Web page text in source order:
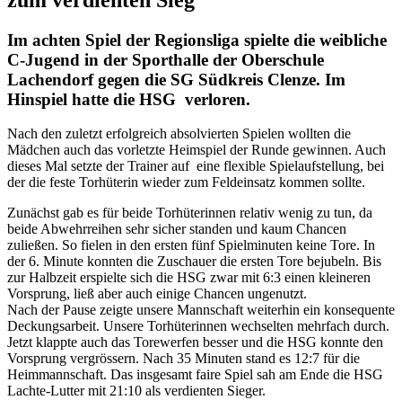
Im achten Spiel der Regionsliga spielte die weibliche
C-Jugend in der Sporthalle der Oberschule
Lachendorf gegen die SG Südkreis Clenze. Im
Hinspiel hatte die HSG verloren.
Nach den zuletzt erfolgreich absolvierten Spielen wollten die
Mädchen auch das vorletzte Heimspiel der Runde gewinnen. Auch
dieses Mal setzte der Trainer auf eine flexible Spielaufstellung, bei
der die feste Torhüterin wieder zum Feldeinsatz kommen sollte.
Zunächst gab es für beide Torhüterinnen relativ wenig zu tun, da
beide Abwehrreihen sehr sicher standen und kaum Chancen
zuließen. So fielen in den ersten fünf Spielminuten keine Tore. In
der 6. Minute konnten die Zuschauer die ersten Tore bejubeln. Bis
zur Halbzeit erspielte sich die HSG zwar mit 6:3 einen kleineren
Vorsprung, ließ aber auch einige Chancen ungenutzt.
Nach der Pause zeigte unsere Mannschaft weiterhin ein konsequente
Deckungsarbeit. Unsere Torhüterinnen wechselten mehrfach durch.
Jetzt klappte auch das Torewerfen besser und die HSG konnte den
Vorsprung vergrössern. Nach 35 Minuten stand es 12:7 für die
Heimmannschaft. Das insgesamt faire Spiel sah am Ende die HSG
Lachte-Lutter mit 21:10 als verdienten Sieger.